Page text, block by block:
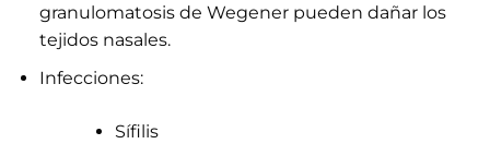
granulomatosis de Wegener pueden dañar los
tejidos nasales.
Infecciones:
Sífilis